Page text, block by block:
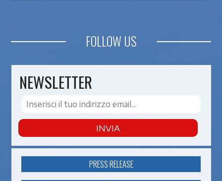
FOLLOW US
NEWSLETTER
INVIA
PRESS RELEASE